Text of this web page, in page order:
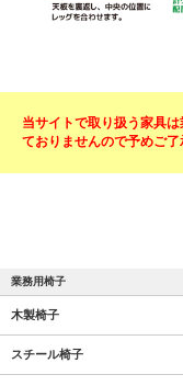
当サイトで取り扱う家具
ておりませんので予めご了
業務用椅子
木製椅子
スチール椅子